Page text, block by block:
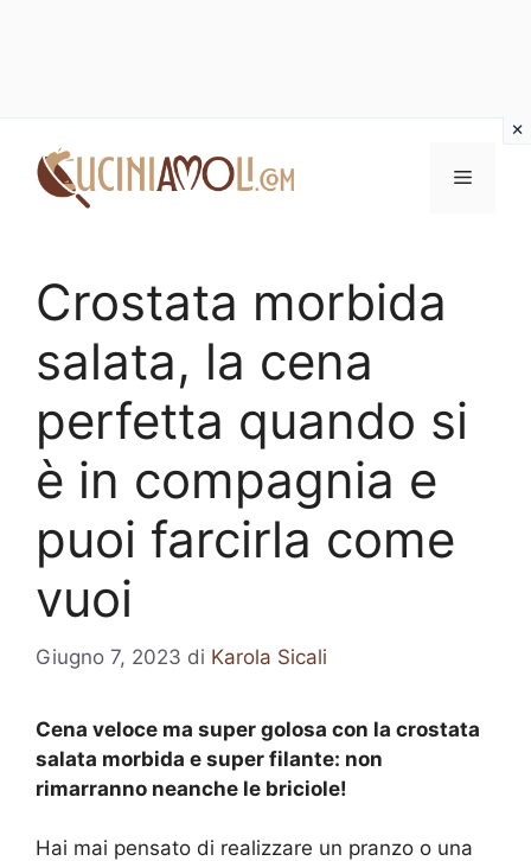
contenuto
Menu
Crostata morbida
salata, la cena
perfetta quando si
è in compagnia e
puoi farcirla come
vuoi
Giugno 7, 2023 di Karola Sicali
Cena veloce ma super golosa con la crostata
salata morbida e super filante: non
rimarranno neanche le briciole!
Hai mai pensato di realizzare un pranzo o una